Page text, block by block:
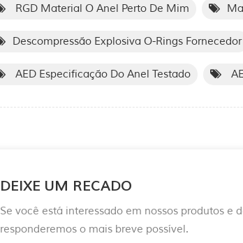
RGD Material O Anel Perto De Mim
Descompressão Explosiva O-Rings Fornecedor
AED Especificação Do Anel Testado
DEIXE UM RECADO
Se você está interessado em nossos produtos
responderemos o mais breve possível.